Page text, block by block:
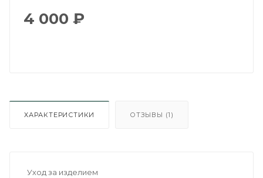
4 000 ₽
ХАРАКТЕРИСТИКИ ОТЗЫВЫ (1)
Уход за изделием